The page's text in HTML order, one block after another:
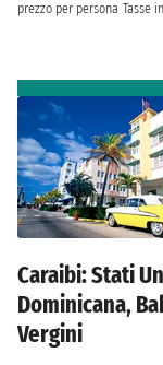
prezzo per persona Tasse
Caraibi: Stati
Dominicana,
Vergini